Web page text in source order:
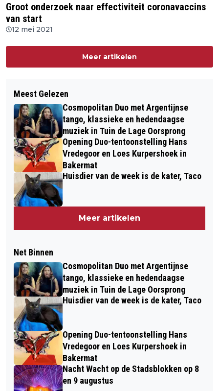
Groot onderzoek naar effectiviteit coronavaccins
van start
12 mei 2021
Meer artikelen
Meest Gelezen
Cosmopolitan Duo met Argentijnse
tango, klassieke en hedendaagse
muziek in Tuin de Lage Oorsprong
Opening Duo-tentoonstelling Hans
Vredegoor en Loes Kurpershoek in
Bakermat
Huisdier van de week is de kater, Taco
Meer artikelen
Net Binnen
Cosmopolitan Duo met Argentijnse
tango, klassieke en hedendaagse
muziek in Tuin de Lage Oorsprong
Huisdier van de week is de kater, Taco
Opening Duo-tentoonstelling Hans
Vredegoor en Loes Kurpershoek in
Bakermat
Nacht Wacht op de Stadsblokken op 8
en 9 augustus